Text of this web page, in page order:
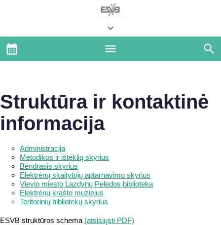
Struktūra ir kontaktinė
informacija
Administracija
Metodikos ir išteklių skyrius
Bendrasis skyrius
Elektrėnų skaitytojų aptarnavimo skyrius
Vievio miesto Lazdynų Pelėdos biblioteka
Elektrėnų krašto muziejus
Teritorinių bibliotekų skyrius
ESVB struktūros schema (atsisiųsti PDF)